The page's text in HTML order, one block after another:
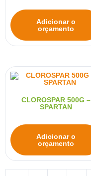
Adicionar o
orçamento
CLOROSPAR 500G –
SPARTAN
Adicionar o
orçamento